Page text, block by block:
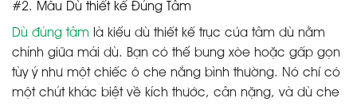
#2. Mẫu Dù thiết kế Đúng Tâm
Dù đúng tâm là kiểu dù thiết kế trục của tâm dù nằm
chính giữa mái dù. Bạn có thể bung xòe hoặc gấp gọn
tùy ý như một chiếc ô che nắng bình thường. Nó chỉ có
một chút khác biệt về kích thước, cân nặng, và dù che